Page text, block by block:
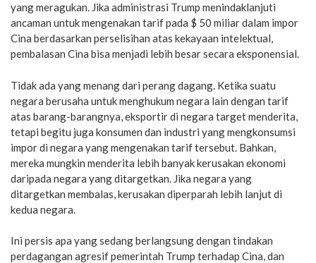
yang meragukan. Jika administrasi Trump menindaklanjuti
ancaman untuk mengenakan tarif pada $ 50 miliar dalam impor
Cina berdasarkan perselisihan atas kekayaan intelektual,
pembalasan Cina bisa menjadi lebih besar secara eksponensial.
Tidak ada yang menang dari perang dagang. Ketika suatu
negara berusaha untuk menghukum negara lain dengan tarif
atas barang-barangnya, eksportir di negara target menderita,
tetapi begitu juga konsumen dan industri yang mengkonsumsi
impor di negara yang mengenakan tarif tersebut. Bahkan,
mereka mungkin menderita lebih banyak kerusakan ekonomi
daripada negara yang ditargetkan. Jika negara yang
ditargetkan membalas, kerusakan diperparah lebih lanjut di
kedua negara.
Ini persis apa yang sedang berlangsung dengan tindakan
perdagangan agresif pemerintah Trump terhadap Cina, dan